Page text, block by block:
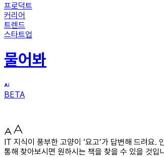
프로덕트
커리어
트렌드
스타트업
물어봐
BETA
IT 지식이 풍부한 고양이 ‘요고’가 답변해 드려요
통해 찾아보시면 원하시는 책을 찾을 수 있을 것